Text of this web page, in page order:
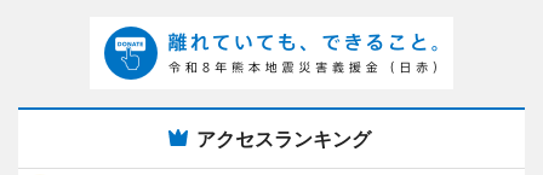
アクセスランキング